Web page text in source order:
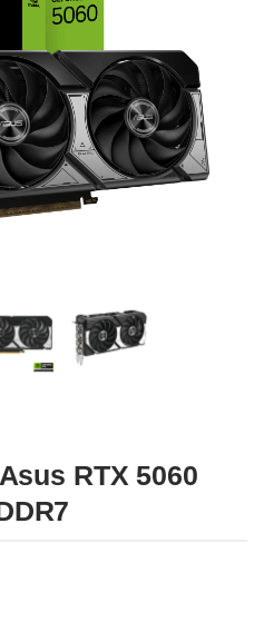
RTX 5060